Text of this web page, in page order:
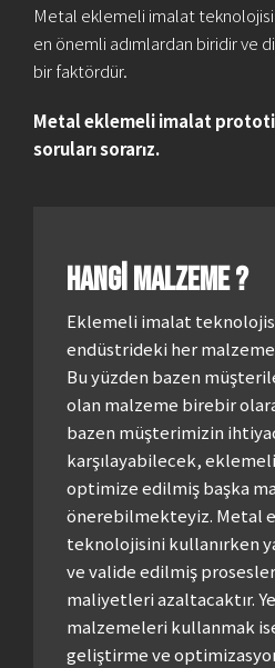
Metal eklemeli imalat teknolojisi
en önemli adımlardan biridir ve
bir faktördür.
Metal eklemeli imalat
soruları sorarız.
Hangi Malzeme ?
Eklemeli imalat
endüstrideki her
Bu yüzden bazen
olan malzeme birebir
bazen müşterimizin
karşılayabilecek,
optimize edilmiş başka
önerebilmekteyiz. Metal
teknolojisini kullanırken
ve valide edilmiş
maliyetleri azaltacaktır.
malzemeleri kullanmak
geliştirme ve